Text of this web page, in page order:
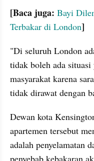
[Baca juga: Bayi
Terbakar di London]
"Di seluruh London
tidak boleh ada situasi
masyarakat karena
tidak dirawat dengan
Dewan kota
apartemen tersebut
adalah penyelamatan
penyebab kebakaran